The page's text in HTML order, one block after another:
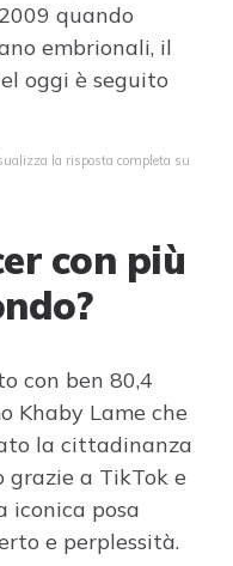
quando
embrionali, il
oggi è seguito
la risposta completa su
con più
con ben 80,4
Khaby Lame che
la cittadinanza
a TikTok e
iconica posa
e perplessità.